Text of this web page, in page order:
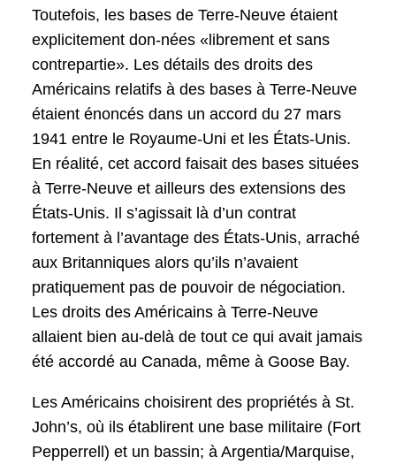
Toutefois, les bases de Terre-Neuve étaient
explicitement don-nées «librement et sans
contrepartie». Les détails des droits des
Américains relatifs à des bases à Terre-Neuve
étaient énoncés dans un accord du 27 mars
1941 entre le Royaume-Uni et les États-Unis.
En réalité, cet accord faisait des bases situées
à Terre-Neuve et ailleurs des extensions des
États-Unis. Il s’agissait là d’un contrat
fortement à l’avantage des États-Unis, arraché
aux Britanniques alors qu’ils n’avaient
pratiquement pas de pouvoir de négociation.
Les droits des Américains à Terre-Neuve
allaient bien au-delà de tout ce qui avait jamais
été accordé au Canada, même à Goose Bay.
Les Américains choisirent des propriétés à St.
John’s, où ils établirent une base militaire (Fort
Pepperrell) et un bassin; à Argentia/Marquise,